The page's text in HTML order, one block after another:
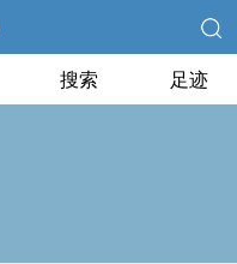
搜索 足迹